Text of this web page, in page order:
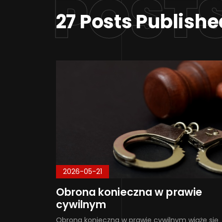
27 Posts
2026-05-21
Obrona konieczna w prawie
cywilnym